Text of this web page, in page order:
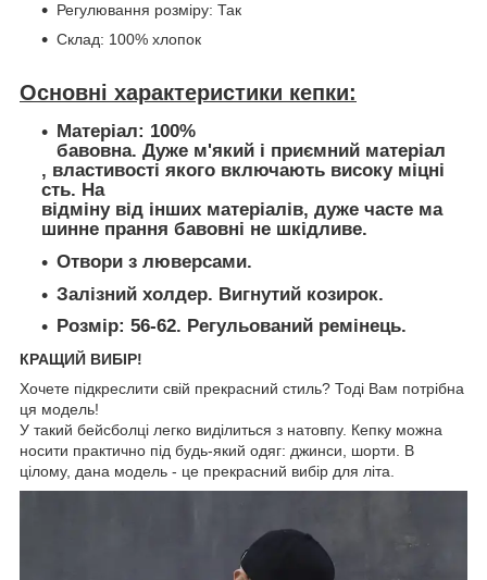
Регулювання розміру: Так
Склад: 100% хлопок
Основні характеристики кепки:
Матеріал: 100%
бавовна. Дуже м'який і приємний матеріал
, властивості якого включають високу міцні
сть. На
відміну від інших матеріалів, дуже часте ма
шинне прання бавовні не шкідливе.
Отвори з люверсами.
Залізний холдер. Вигнутий козирок.
Розмір: 56-62. Регульований ремінець.
КРАЩИЙ ВИБІР!
Хочете підкреслити свій прекрасний стиль? Тоді Вам потрібна
ця модель!
У такий бейсболці легко виділиться з натовпу. Кепку можна
носити практично під будь-який одяг: джинси, шорти. В
цілому, дана модель - це прекрасний вибір для літа.